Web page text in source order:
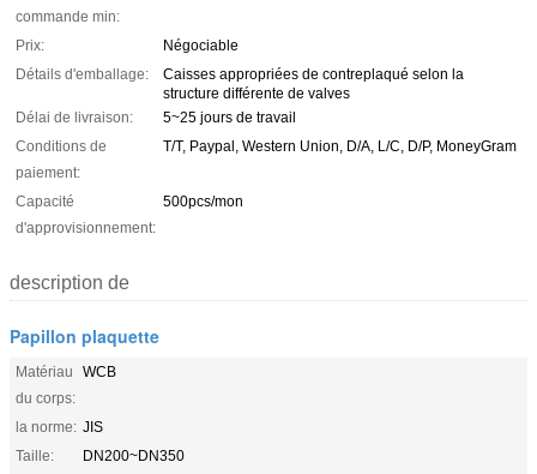
commande min:
Prix:
Négociable
Détails d'emballage:
Caisses appropriées de contreplaqué selon la
structure différente de valves
Délai de livraison:
5~25 jours de travail
Conditions de
paiement:
T/T, Paypal, Western Union, D/A, L/C, D/P, MoneyGram
Capacité
d'approvisionnement:
500pcs/mon
description de
Papillon plaquette
Matériau
du corps:
WCB
la norme: JIS
Taille:
DN200~DN350